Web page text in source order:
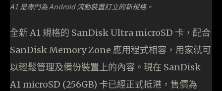
A1 是專門為 Android 流動裝置訂立的新規格。
全新 A1 規格的 SanDisk Ultra microSD 卡，配合
SanDisk Memory Zone 應用程式相容，用家就可
以輕鬆管理及備份裝置上的內容。現在 SanDisk
A1 microSD (256GB) 卡已經正式抵港，售價為